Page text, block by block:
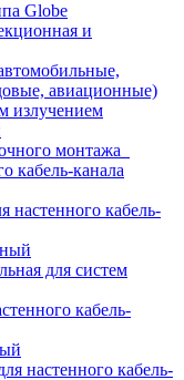
Globe
и
авиационные)
излучением
монтажа
кабель-канала
настенного кабель-
для систем
кабель-
настенного кабель-